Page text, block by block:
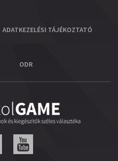
ADATKEZELÉSI TÁJÉKOZTATÓ
ODR